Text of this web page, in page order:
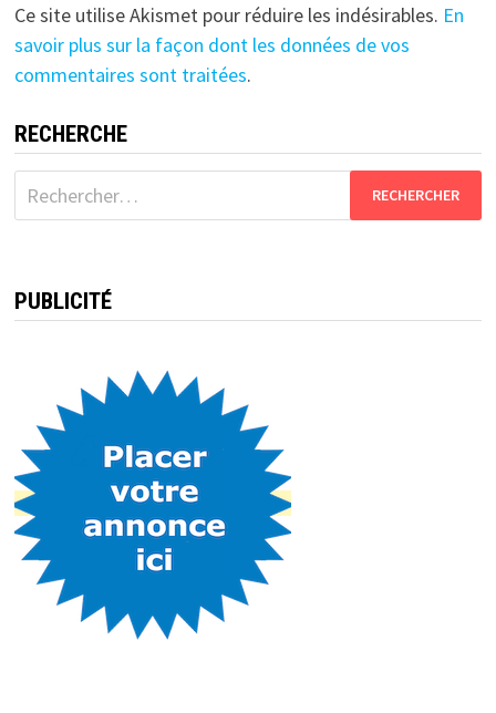
Ce site utilise Akismet pour réduire les indésirables. En
savoir plus sur la façon dont les données de vos
commentaires sont traitées.
RECHERCHE
Rechercher :
PUBLICITÉ